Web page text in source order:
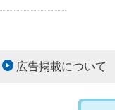
広告掲載について